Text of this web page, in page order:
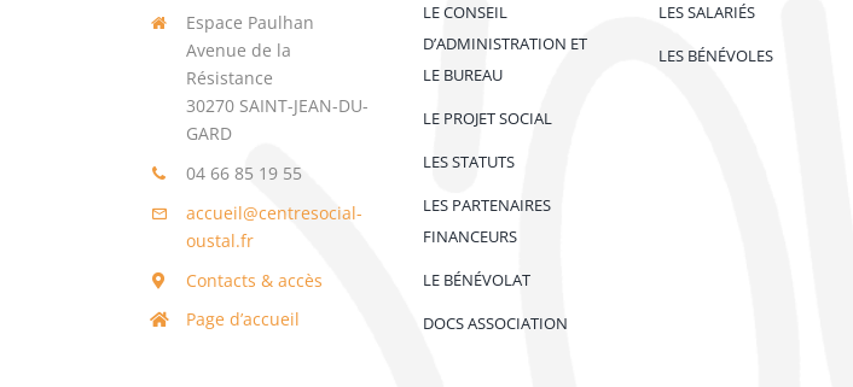
Espace Paulhan
Avenue de la
Résistance
30270 SAINT-JEAN-DU-
GARD
04 66 85 19 55
accueil@centresocial-
oustal.fr
Contacts & accès
Page d’accueil
LE CONSEIL
D’ADMINISTRATION ET
LE BUREAU
LE PROJET SOCIAL
LES STATUTS
LES PARTENAIRES
FINANCEURS
LE BÉNÉVOLAT
DOCS ASSOCIATION
LES SALARIÉS
LES BÉNÉVOLES